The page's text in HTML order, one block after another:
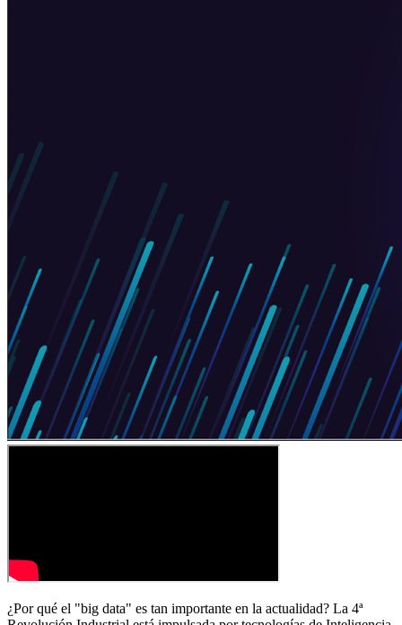
¿Por qué el "big data" es tan importante en la actualidad? La 4ª